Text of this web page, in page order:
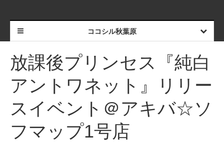
ココシル秋葉原
放課後プリンセス『純白
アントワネット』リリー
スイベント＠アキバ☆ソ
フマップ1号店